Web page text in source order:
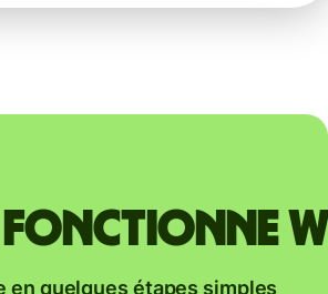
en quelques étapes simples